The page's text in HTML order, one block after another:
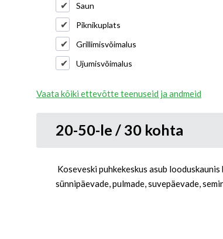
Saun
Piknikuplats
Grillimisvõimalus
Ujumisvõimalus
Vaata kõiki ettevõtte teenuseid ja andmeid
20-50-le / 30 kohta
Koseveski puhkekeskus asub
sünnipäevade, pulmade, suvepäevade,